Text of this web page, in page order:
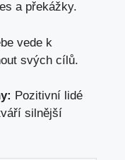
a překážky.
vede k
svých cílů.
Pozitivní lidé
silnější